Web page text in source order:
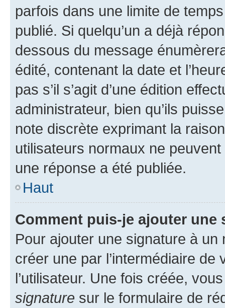
parfois dans une limite de
publié. Si quelqu’un a déjà
dessous du message
édité, contenant la date et
pas s’il s’agit d’une édition
administrateur, bien qu’ils
note discrète exprimant la
utilisateurs normaux ne
une réponse a été publiée.
Haut
Comment puis-je ajouter une
Pour ajouter une signature à un
créer une par l’intermédiaire
l’utilisateur. Une fois créée,
signature sur le formulaire de